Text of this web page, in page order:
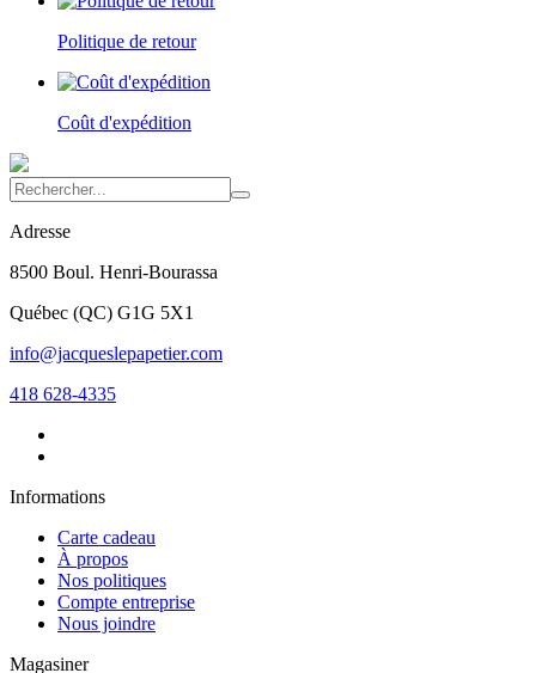
Politique de retour
Coût d'expédition
Adresse
8500 Boul. Henri-Bourassa
Québec (QC) G1G 5X1
info@jacqueslepapetier.com
418 628-4335
Informations
Carte cadeau
À propos
Nos politiques
Compte entreprise
Nous joindre
Magasiner